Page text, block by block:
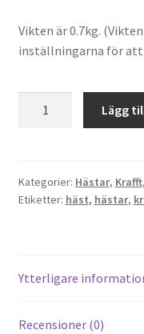
Vikten är 0.7kg.
inställningarna för
Lägg
Kategorier: Hästar, Krafft,
Etiketter: häst, hästar,
Ytterligare
Recensioner (0)